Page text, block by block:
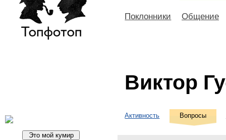
Поклонники Общение
Виктор
Активность Вопросы